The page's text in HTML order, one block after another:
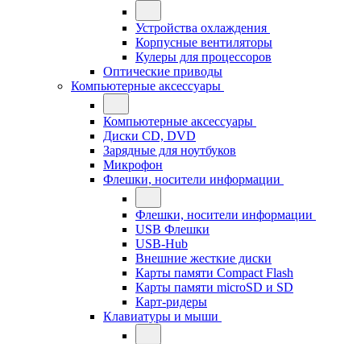
Устройства охлаждения
Корпусные вентиляторы
Кулеры для процессоров
Оптические приводы
Компьютерные аксессуары
Компьютерные аксессуары
Диски CD, DVD
Зарядные для ноутбуков
Микрофон
Флешки, носители информации
Флешки, носители информации
USB Флешки
USB-Hub
Внешние жесткие диски
Карты памяти Compact Flash
Карты памяти microSD и SD
Карт-ридеры
Клавиатуры и мыши